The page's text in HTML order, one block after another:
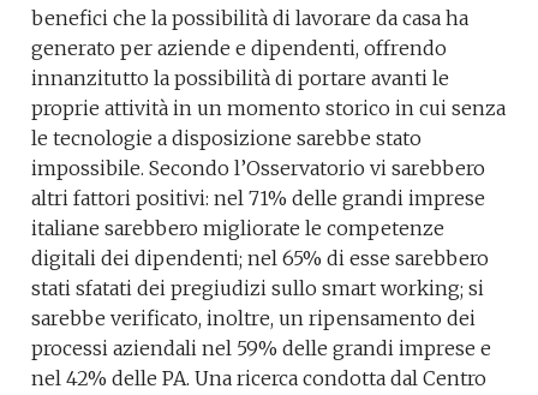
benefici che la possibilità di lavorare da casa ha
generato per aziende e dipendenti, offrendo
innanzitutto la possibilità di portare avanti le
proprie attività in un momento storico in cui senza
le tecnologie a disposizione sarebbe stato
impossibile. Secondo l’Osservatorio vi sarebbero
altri fattori positivi: nel 71% delle grandi imprese
italiane sarebbero migliorate le competenze
digitali dei dipendenti; nel 65% di esse sarebbero
stati sfatati dei pregiudizi sullo smart working; si
sarebbe verificato, inoltre, un ripensamento dei
processi aziendali nel 59% delle grandi imprese e
nel 42% delle PA. Una ricerca condotta dal Centro